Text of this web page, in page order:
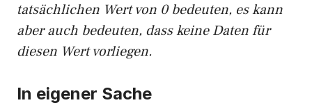
tatsächlichen Wert von 0 bedeuten, es kann
aber auch bedeuten, dass keine Daten für
diesen Wert vorliegen.
In eigener Sache